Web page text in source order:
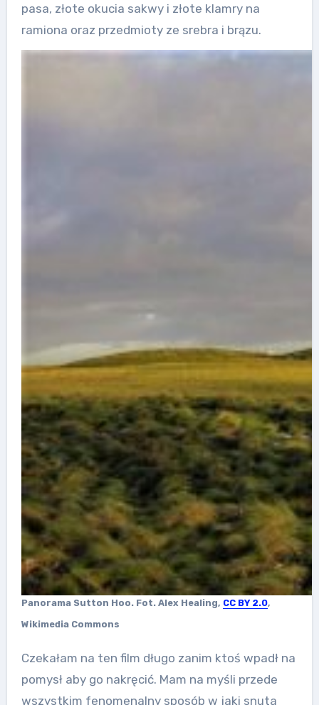
pasa, złote okucia sakwy i złote klamry na
ramiona oraz przedmioty ze srebra i brązu.
Panorama Sutton Hoo. Fot. Alex Healing, CC BY 2.0,
Wikimedia Commons
Czekałam na ten film długo zanim ktoś wpadł na
pomysł aby go nakręcić. Mam na myśli przede
wszystkim fenomenalny sposób w jaki snuta